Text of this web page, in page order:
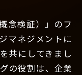
念検証）」のフ
マネジメントに
共にしてきまし
の役割は、企業